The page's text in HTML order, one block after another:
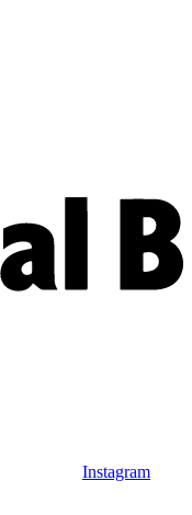
Instagram